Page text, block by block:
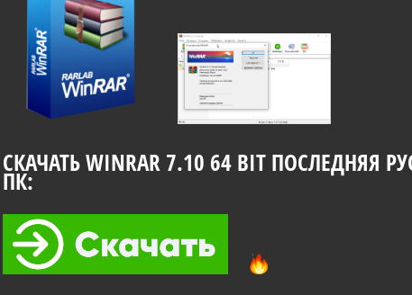
СКАЧАТЬ WINRAR 7.10 64 BIT ПОСЛЕДНЯЯ
ПК: